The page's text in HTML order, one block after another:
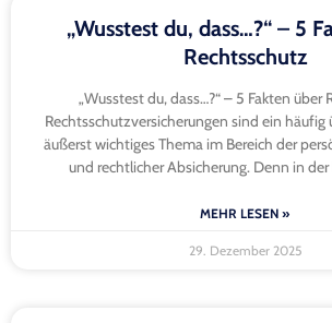
„Wusstest du, dass…?“ – 5
Rechtsschutz
„Wusstest du, dass…?“ – 5 Fakten über
Rechtsschutzversicherungen sind ein häufig
äußerst wichtiges Thema im Bereich der
und rechtlicher Absicherung. Denn in
MEHR LESEN »
29. Dezember 2025